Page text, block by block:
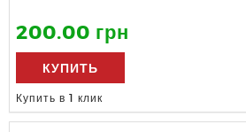
200.00 грн
КУПИТЬ
Купить в 1 клик